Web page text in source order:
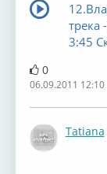
трека
3:45
0
06.09.2011 12:10
Tatiana